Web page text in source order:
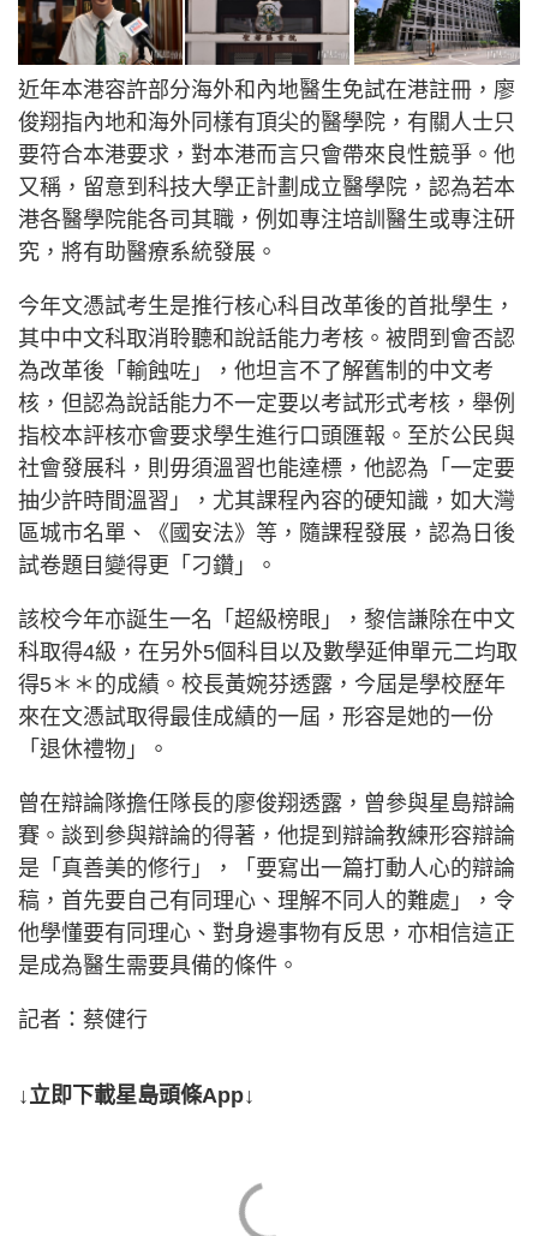
近年本港容許部分海外和內地醫生免試在港註冊，廖
俊翔指內地和海外同樣有頂尖的醫學院，有關人士只
要符合本港要求，對本港而言只會帶來良性競爭。他
又稱，留意到科技大學正計劃成立醫學院，認為若本
港各醫學院能各司其職，例如專注培訓醫生或專注研
究，將有助醫療系統發展。
今年文憑試考生是推行核心科目改革後的首批學生，
其中中文科取消聆聽和說話能力考核。被問到會否認
為改革後「輸蝕咗」，他坦言不了解舊制的中文考
核，但認為說話能力不一定要以考試形式考核，舉例
指校本評核亦會要求學生進行口頭匯報。至於公民與
社會發展科，則毋須溫習也能達標，他認為「一定要
抽少許時間溫習」，尤其課程內容的硬知識，如大灣
區城市名單、《國安法》等，隨課程發展，認為日後
試卷題目變得更「刁鑽」。
該校今年亦誕生一名「超級榜眼」，黎信謙除在中文
科取得4級，在另外5個科目以及數學延伸單元二均取
得5＊＊的成績。校長黃婉芬透露，今屆是學校歷年
來在文憑試取得最佳成績的一屆，形容是她的一份
「退休禮物」。
曾在辯論隊擔任隊長的廖俊翔透露，曾參與星島辯論
賽。談到參與辯論的得著，他提到辯論教練形容辯論
是「真善美的修行」，「要寫出一篇打動人心的辯論
稿，首先要自己有同理心、理解不同人的難處」，令
他學懂要有同理心、對身邊事物有反思，亦相信這正
是成為醫生需要具備的條件。
記者：蔡健行
↓立即下載星島頭條App↓